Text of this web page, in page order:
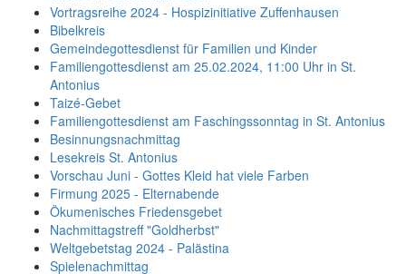
Vortragsreihe 2024 - Hospizinitiative Zuffenhausen
Bibelkreis
Gemeindegottesdienst für Familien und Kinder
Familiengottesdienst am 25.02.2024, 11:00 Uhr in St.
Antonius
Taizé-Gebet
Familiengottesdienst am Faschingssonntag in St. Antonius
Besinnungsnachmittag
Lesekreis St. Antonius
Vorschau Juni - Gottes Kleid hat viele Farben
Firmung 2025 - Elternabende
Ökumenisches Friedensgebet
Nachmittagstreff "Goldherbst"
Weltgebetstag 2024 - Palästina
Spielenachmittag